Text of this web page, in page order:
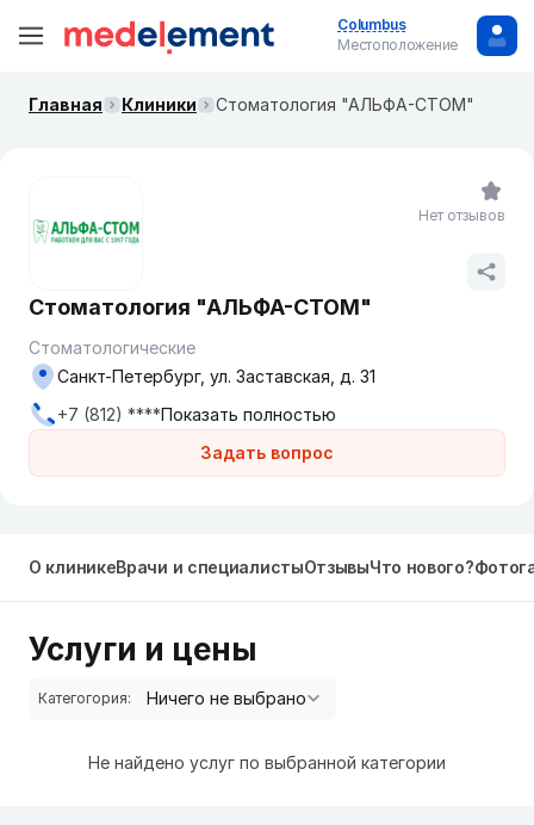
Columbus
Местоположение
Главная Клиники Стоматология "АЛЬФА-СТОМ"
Стоматология "АЛЬФА-СТОМ"
Стоматологические
Задать вопрос
Санкт-Петербург, ул. Заставская, д. 31
+7 (812) ****Показать полностью
Нет отзывов
О клиникеВрачи и специалистыОтзывыЧто нового?
Услуги и цены
Категогория:
Не найдено услуг по выбранной категории